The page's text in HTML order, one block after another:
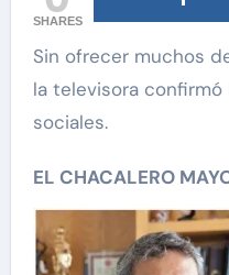
SHARES
Sin ofrecer muchos detalles de su fallecimiento,
la televisora
sociales.
EL CHACALERO